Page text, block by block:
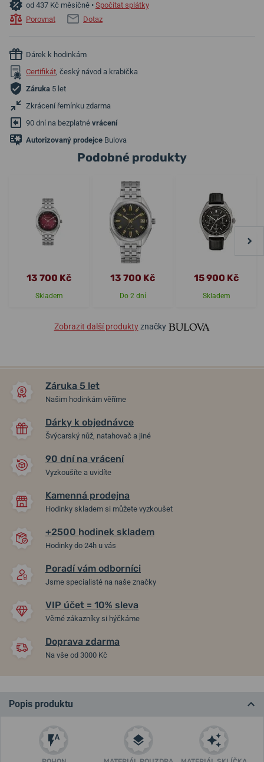
od 437 Kč měsíčně • Spočítat splátky
Porovnat
Dotaz
Dárek k hodinkám
Certifikát, český návod a krabička
Záruka 5 let
Zkrácení řemínku zdarma
90 dní na bezplatné vrácení
Autorizovaný prodejce Bulova
Podobné produkty
13 700 Kč
Skladem
13 700 Kč
Do 2 dní
15 900 Kč
Skladem
Zobrazit další produktyznačky
Záruka 5 let
Našim hodinkám věříme
Dárky k objednávce
Švýcarský nůž, natahovač a jiné
90 dní na vrácení
Vyzkoušíte a uvidíte
Kamenná prodejna
Hodinky skladem si můžete vyzkoušet
+2500 hodinek skladem
Hodinky do 24h u vás
Poradí vám odborníci
Jsme specialisté na naše značky
VIP účet = 10% sleva
Věrné zákazníky si hýčkáme
Doprava zdarma
Na vše od 3000 Kč
Popis produktu